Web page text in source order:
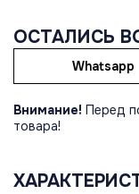
ОСТАЛИСЬ
Whatsapp
Внимание! Перед
товара!